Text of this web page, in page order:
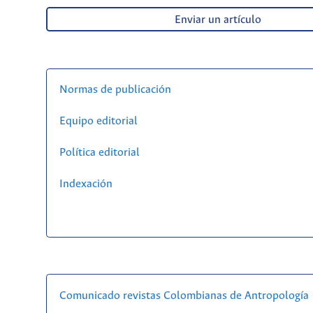
Enviar un artículo
Normas de publicación
Equipo editorial
Política editorial
Indexación
Comunicado revistas Colombianas de Antropología